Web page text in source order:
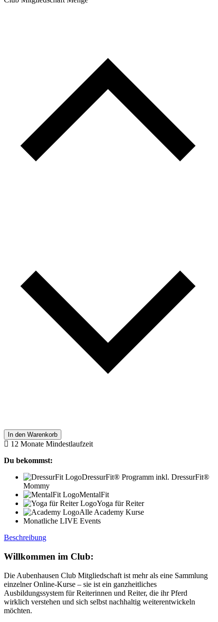
In den Warenkorb
12 Monate Mindestlaufzeit
Du bekommst:
DressurFit® Programm inkl. DressurFit®
Mommy
MentalFit
Yoga für Reiter
Alle Academy Kurse
Monatliche LIVE Events
Beschreibung
Willkommen im Club:
Die Aubenhausen Club Mitgliedschaft ist mehr als eine Sammlung
einzelner Online-Kurse – sie ist ein ganzheitliches
Ausbildungssystem für Reiterinnen und Reiter, die ihr Pferd
wirklich verstehen und sich selbst nachhaltig weiterentwickeln
möchten.